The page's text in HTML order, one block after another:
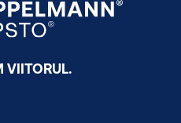
VIITORUL.